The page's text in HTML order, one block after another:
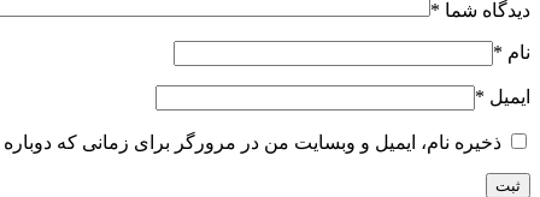
دیدگاه شما *
نام *
ایمیل *
ذخیره نام، ایمیل و وبسایت من در مرورگر برای زمانی که